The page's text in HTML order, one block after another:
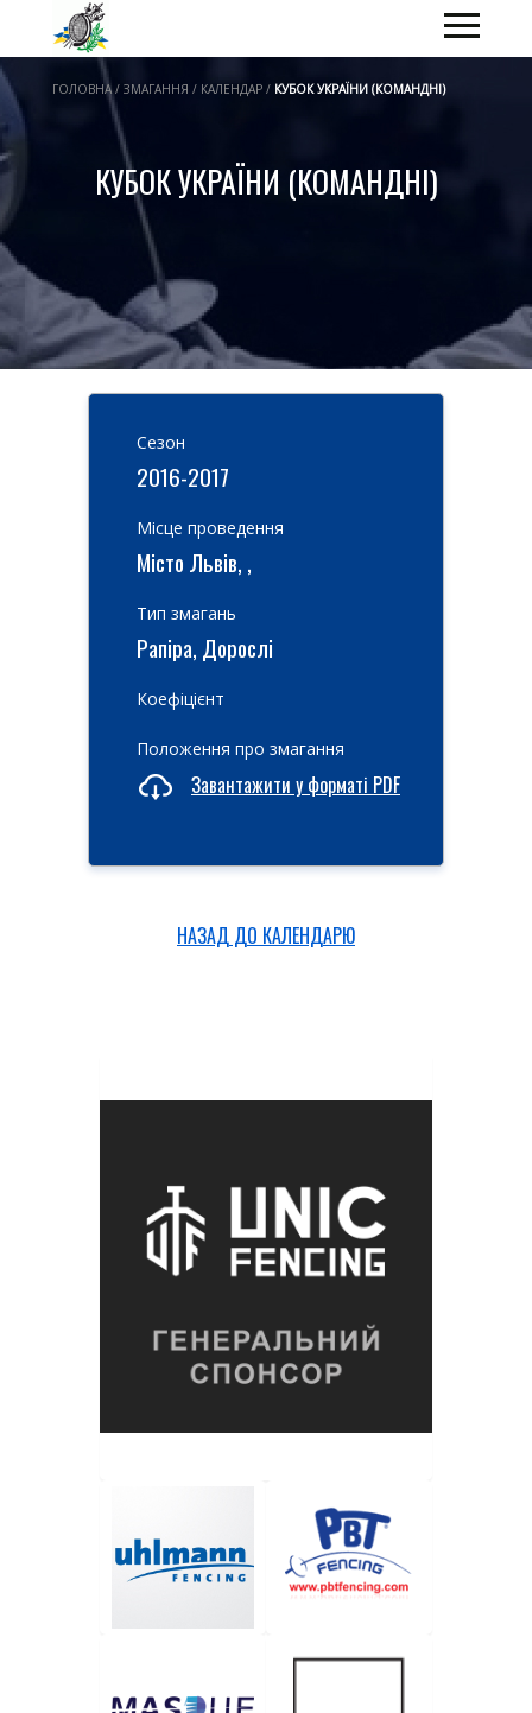
ГОЛОВНА / ЗМАГАННЯ / КАЛЕНДАР / КУБОК УКРАЇНИ (КОМАНДНІ)
КУБОК УКРАЇНИ (КОМАНДНІ)
Cезон
2016-2017
Місце проведення
Місто Львів, ,
Тип змагань
Рапіра, Дорослі
Коефіцієнт
Положення про змагання
Завантажити у форматі PDF
НАЗАД ДО КАЛЕНДАРЮ